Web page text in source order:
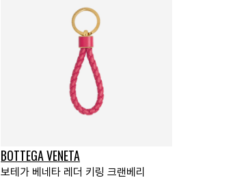
BOTTEGA VENETA
보테가 베네타 레더 키링 크랜베리